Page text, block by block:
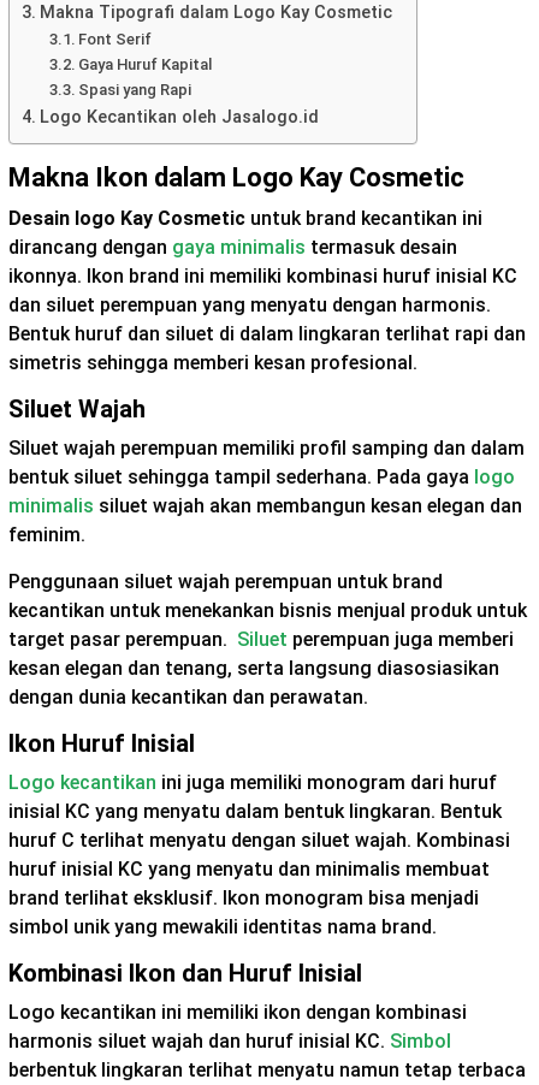
Makna Tipografi dalam Logo Kay Cosmetic
Font Serif
Gaya Huruf Kapital
Spasi yang Rapi
Logo Kecantikan oleh Jasalogo.id
Makna Ikon dalam Logo Kay Cosmetic
Desain logo Kay Cosmetic untuk brand kecantikan ini
dirancang dengan gaya minimalis termasuk desain
ikonnya. Ikon brand ini memiliki kombinasi huruf inisial KC
dan siluet perempuan yang menyatu dengan harmonis.
Bentuk huruf dan siluet di dalam lingkaran terlihat rapi dan
simetris sehingga memberi kesan profesional.
Siluet Wajah
Siluet wajah perempuan memiliki profil samping dan dalam
bentuk siluet sehingga tampil sederhana. Pada gaya logo
minimalis siluet wajah akan membangun kesan elegan dan
feminim.
Penggunaan siluet wajah perempuan untuk brand
kecantikan untuk menekankan bisnis menjual produk untuk
target pasar perempuan. Siluet perempuan juga memberi
kesan elegan dan tenang, serta langsung diasosiasikan
dengan dunia kecantikan dan perawatan.
Ikon Huruf Inisial
Logo kecantikan ini juga memiliki monogram dari huruf
inisial KC yang menyatu dalam bentuk lingkaran. Bentuk
huruf C terlihat menyatu dengan siluet wajah. Kombinasi
huruf inisial KC yang menyatu dan minimalis membuat
brand terlihat eksklusif. Ikon monogram bisa menjadi
simbol unik yang mewakili identitas nama brand.
Kombinasi Ikon dan Huruf Inisial
Logo kecantikan ini memiliki ikon dengan kombinasi
harmonis siluet wajah dan huruf inisial KC. Simbol
berbentuk lingkaran terlihat menyatu namun tetap terbaca